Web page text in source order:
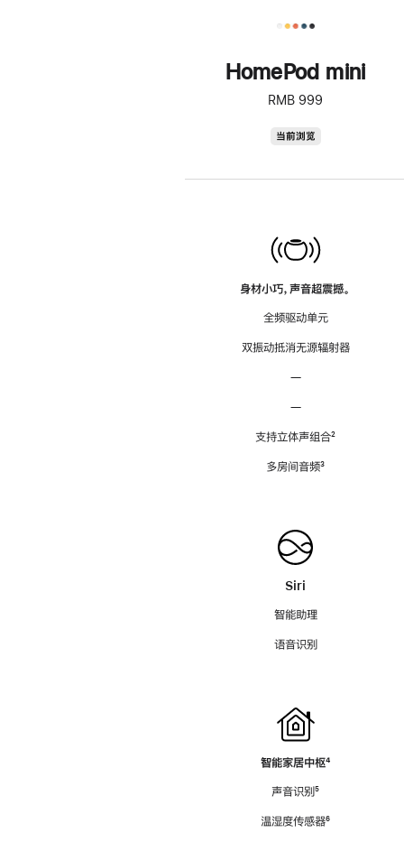
HomePod mini
RMB 999
当前浏览
身材小巧，声音超震撼。
全频驱动单元
双振动抵消无源辐射器
—
—
支持立体声组合脚
²
多房间音频脚
³
Siri
智能助理
语音识别
智能家居中枢脚
⁴
声音识别脚
⁵
温湿度传感器脚
⁶